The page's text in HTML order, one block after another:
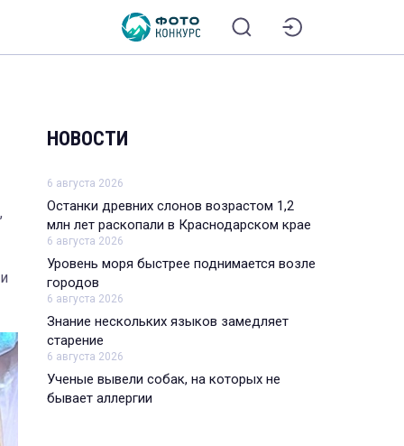
НОВОСТИ
6 августа 2026
Останки древних слонов возрастом 1,2
млн лет раскопали в Краснодарском крае
6 августа 2026
Уровень моря быстрее поднимается возле
городов
6 августа 2026
Знание нескольких языков замедляет
старение
6 августа 2026
Ученые вывели собак, на которых не
бывает аллергии